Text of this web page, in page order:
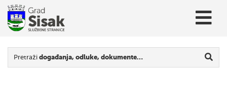
Pretraži događanja, odluke, dokumente…